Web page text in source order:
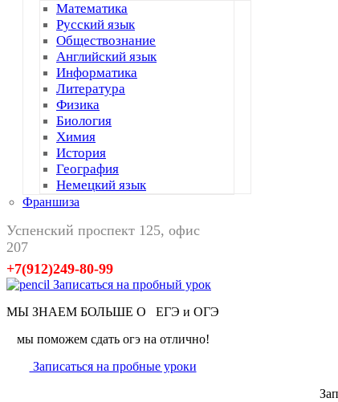
Математика
Русский язык
Обществознание
Английский язык
Информатика
Литература
Физика
Биология
Химия
История
География
Немецкий язык
Франшиза
Успенский проспект 125, офис
207
+7(912)249-80-99
Записаться на пробный урок
МЫ ЗНАЕМ БОЛЬШЕ О ЕГЭ и ОГЭ
мы поможем сдать огэ на отлично!
Записаться на пробные уроки